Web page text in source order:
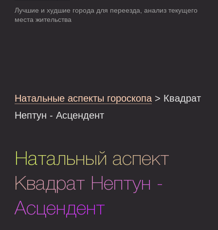
Лучшие и худшие города для переезда, анализ текущего
места жительства
Натальные аспекты гороскопа > Квадрат
Нептун - Асцендент
Натальный аспект
Квадрат Нептун -
Асцендент